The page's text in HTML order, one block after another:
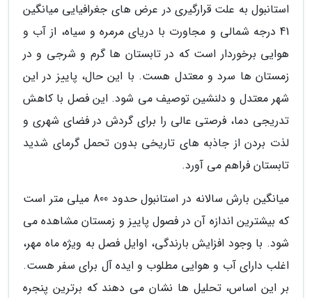
استانبول به علت قرارگیری در عرض های جغرافیایی میانگین
41 درجه شمالی و مجاورت با دریای مرمره و سیاه، از آب و
هوایی برخوردار است که در تابستان ها گرم و شرجی و در
زمستان ها سرد و معتدل هست. با این حال، پاییز در این
شهر معتدل و دلنشین توصیف می شود. این فصل با کاهش
تدریجی دما، فرصتی عالی را برای گردش در فضای شهری و
لذت بردن از جاذبه های تاریخی بدون تحمل گرمای شدید
تابستان فراهم می آورد.
میانگین بارش سالانه در استانبول حدود 800 میلی متر است
که بیشترین اندازه آن در فصول پاییز و زمستان مشاهده می
شود. با وجود افزایش بارندگی، اوایل فصل به ویژه ماه مهر،
اغلب دارای آب و هوایی مطلوب و ایده آل برای سفر هست.
بر این اساس، تحلیل ها نشان می دهند که برترین پنجره